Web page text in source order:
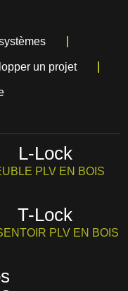
un projet
L-Lock
PLV EN BOIS
T-Lock
PLV EN BOIS